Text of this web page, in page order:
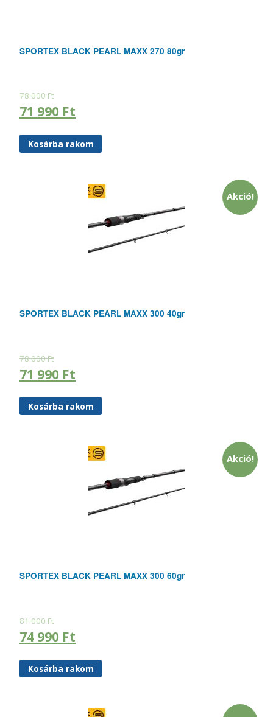
SPORTEX BLACK PEARL MAXX 270 80gr
78 000Ft
71 990 Ft
Kosárba rakom
Akció!
SPORTEX BLACK PEARL MAXX 300 40gr
78 000Ft
71 990 Ft
Kosárba rakom
Akció!
SPORTEX BLACK PEARL MAXX 300 60gr
81 000Ft
74 990 Ft
Kosárba rakom